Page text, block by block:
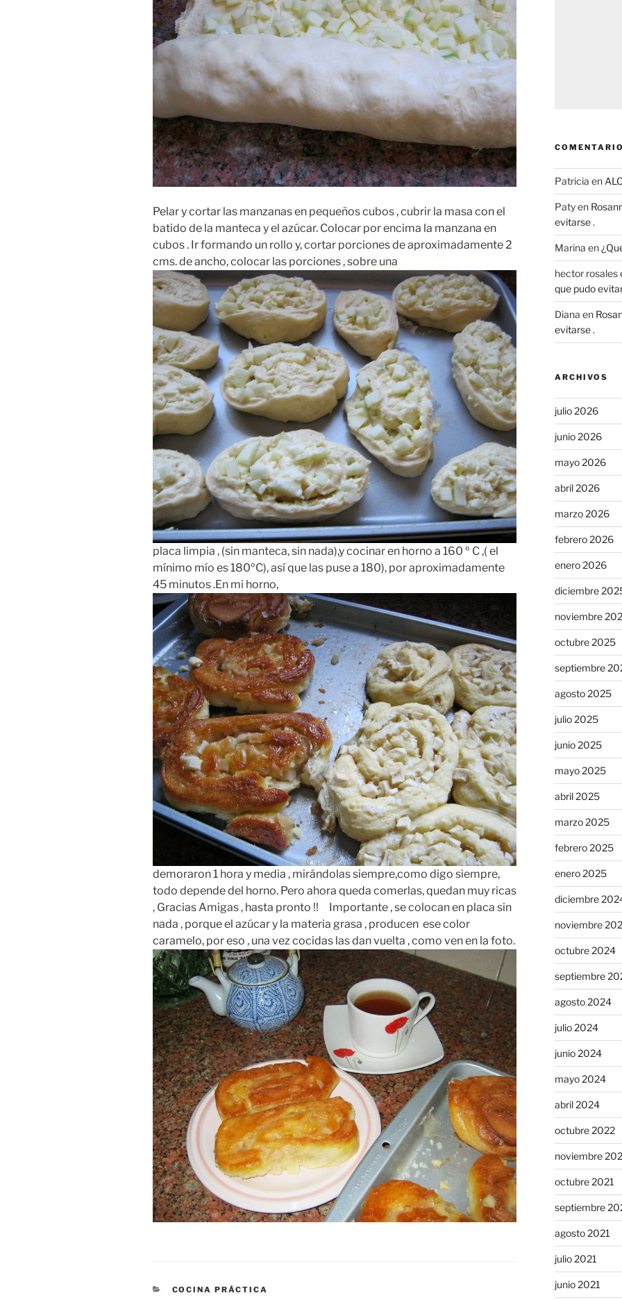
Pelar y cortar las manzanas en pequeños cubos , cubrir la masa con el
batido de la manteca y el azúcar. Colocar por encima la manzana en
cubos . Ir formando un rollo y, cortar porciones de aproximadamente 2
cms. de ancho, colocar las porciones , sobre una
placa limpia , (sin manteca, sin nada),y cocinar en horno a 160 º C ,( el
mínimo mío es 180ºC), así que las puse a 180), por aproximadamente
45 minutos .En mi horno,
demoraron 1 hora y media , mirándolas siempre,como digo siempre,
todo depende del horno. Pero ahora queda comerlas, quedan muy ricas
, Gracias Amigas , hasta pronto !! Importante , se colocan en placa sin
nada , porque el azúcar y la materia grasa , producen ese color
caramelo, por eso , una vez cocidas las dan vuelta , como ven en la foto.
CATEGORÍAS
COCINA PRÁCTICA
Patricia en
Patyen
evitarse .
Marina en
hector rosales
que pudo
Diana en
evitarse .
ARCHIVOS
julio 2026
junio 2026
mayo 2026
abril 2026
marzo 2026
febrero 2026
enero 2026
diciembre
noviembre
octubre 2025
septiembre
agosto 2025
julio 2025
junio 2025
mayo 2025
abril 2025
marzo 2025
febrero 2025
enero 2025
diciembre
noviembre
octubre 2024
septiembre
agosto 2024
julio 2024
junio 2024
mayo 2024
abril 2024
octubre 2022
noviembre
octubre 2021
septiembre
agosto 2021
julio 2021
junio 2021